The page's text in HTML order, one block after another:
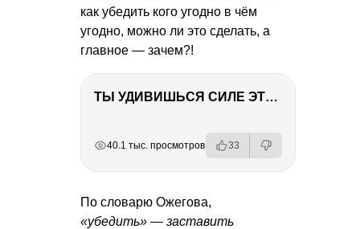
как убедить кого угодно в чём
угодно, можно ли это сделать, а
главное — зачем?!
ТЫ УДИВИШЬСЯ СИЛЕ ЭТО ЧЕЛОВЕКА! Блог о нашей поездке в Вышний Волочек
40.1 тыс. просмотров 33
По словарю Ожегова,
«убедить» — заставить